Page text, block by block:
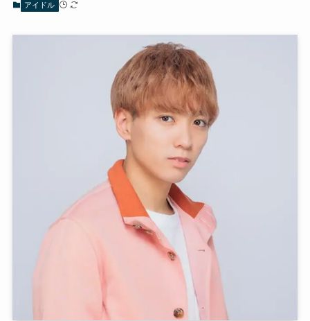
アイドル